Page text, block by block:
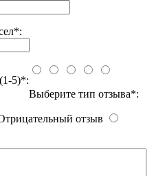
5)*:
Выберите тип отзыва*:
отзыв